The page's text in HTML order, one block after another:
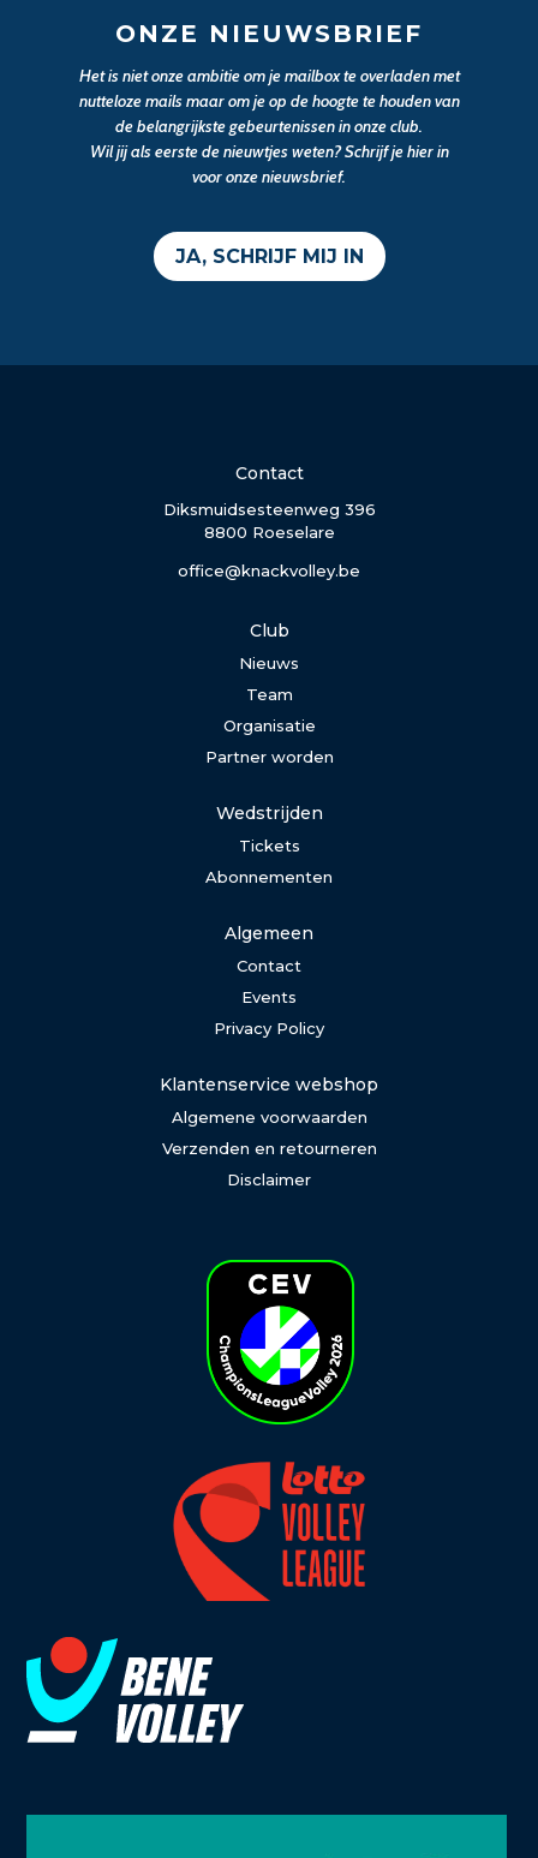
ONZE NIEUWSBRIEF
Het is niet onze ambitie om je mailbox te overladen met
nutteloze mails maar om je op de hoogte te houden van
de belangrijkste gebeurtenissen in onze club.
Wil jij als eerste de nieuwtjes weten? Schrijf je hier in
voor onze nieuwsbrief.
JA, SCHRIJF MIJ IN
Contact
Diksmuidsesteenweg 396
8800 Roeselare
office@knackvolley.be
Club
Nieuws
Team
Organisatie
Partner worden
Wedstrijden
Tickets
Abonnementen
Algemeen
Contact
Events
Privacy Policy
Klantenservice webshop
Algemene voorwaarden
Verzenden en retourneren
Disclaimer